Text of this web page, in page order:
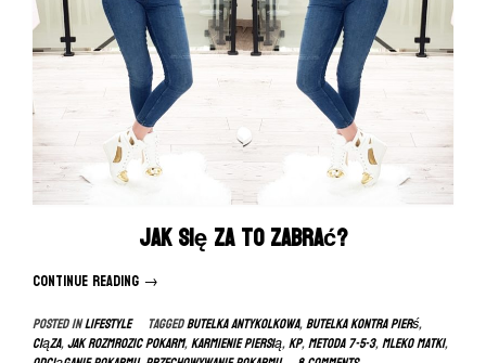
Jak się za to zabrać?
Continue reading “Odciąganie
przechowywanie
pokarmu”
→
Posted inLIFESTYLE Taggedbutelka antykolkowa,butelka kontra pierś,
ciąza,jak rozmrozic pokarm,karmienie piersią,kp,metoda 7-5-3,mleko matki,